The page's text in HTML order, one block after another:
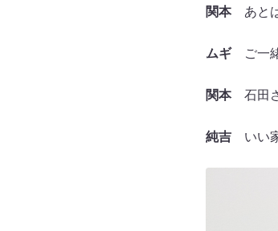
関本あとは
ムギご一緒
関本石田さ
純吉いい家